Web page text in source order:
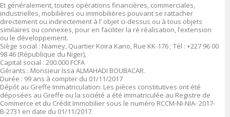
Et généralement, toutes opérations financières, commerciales,
industrielles, mobilières ou immobilières pouvant se rattacher
directement ou indirectement à l’ objet ci-dessus ou à tous objets
similaires ou connexes, pour en faciliter la ré réalisation, l’extension
ou le développement.
Siège social : Niamey, Quartier Koira Kano, Rue KK-176 ; Tél : +227 96 00
98 46 (République du Niger),
Capital social : 200.000 FCFA
Gérants : Monsieur Issa ALMAHADI BOUBACAR.
Durée : 99 ans à compter du 01/11/2017
Dépôt au Greffe Immatriculation: Les pièces constitutives ont été
déposées au Greffe ou la société a été immatriculée au Registre de
Commerce et du Crédit Immobilier sous le numéro RCCM-NI-NIA- 2017-
B-2731 en date du 01/11/2017.